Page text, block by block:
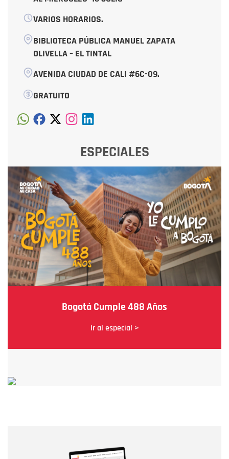
VARIOS HORARIOS.
BIBLIOTECA PÚBLICA MANUEL ZAPATA
OLIVELLA – EL TINTAL
AVENIDA CIUDAD DE CALI #6C-09.
GRATUITO
ESPECIALES
Bogotá Cumple 488 Años
Ir al especial >